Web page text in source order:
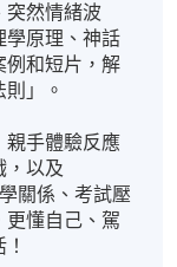
突然情緒波
學原理、神話
例和短片，解
」。​
親手體驗反應
，以及
關係、考試壓
更懂自己、駕